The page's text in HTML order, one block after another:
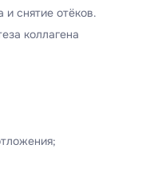
и снятие отёков.
коллагена